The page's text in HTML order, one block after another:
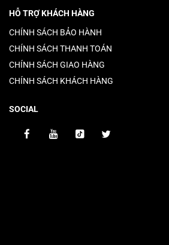
HỖ TRỢ KHÁCH HÀNG
CHÍNH SÁCH BẢO HÀNH
CHÍNH SÁCH THANH TOÁN
CHÍNH SÁCH GIAO HÀNG
CHÍNH SÁCH KHÁCH HÀNG
SOCIAL